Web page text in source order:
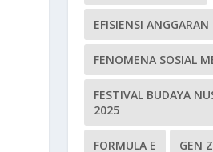
EFISIENSI ANGGARAN
FENOMENA SOSIAL
FESTIVAL BUDAYA
2025
FORMULA E GEN Z